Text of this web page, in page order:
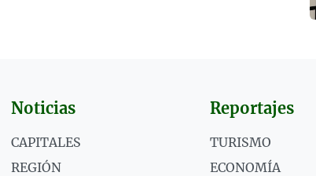
Noticias
CAPITALES
REGIÓN
Reportajes
TURISMO
ECONOMÍA